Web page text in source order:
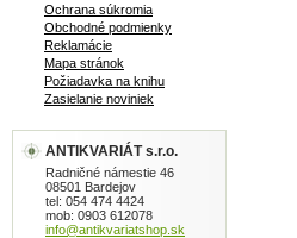
Ochrana súkromia
Obchodné podmienky
Reklamácie
Mapa stránok
Požiadavka na knihu
Zasielanie noviniek
ANTIKVARIÁT s.r.o.
Radničné námestie 46
08501 Bardejov
tel: 054 474 4424
mob: 0903 612078
info@antikvariatshop.sk